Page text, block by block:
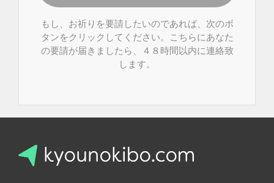
もし、お祈りを要請したいのであれば、次のボ
タンをクリックしてください。こちらにあなた
の要請が届きましたら、４８時間以内に連絡致
します。